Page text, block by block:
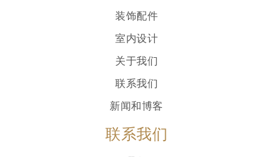
装饰配件
室内设计
关于我们
联系我们
新闻和博客
联系我们